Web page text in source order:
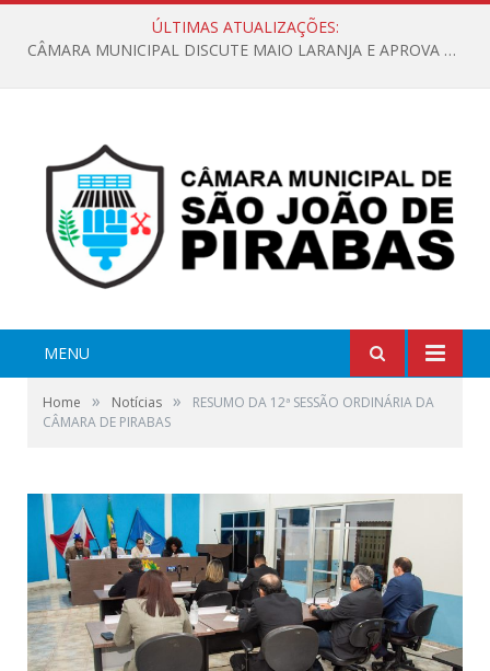
ÚLTIMAS ATUALIZAÇÕES:
CÂMARA MUNICIPAL DISCUTE MAIO LARANJA E APROVA REQUERIMENTO SOBRE SINALIZAÇÃO URBANA
MENU
Home » Notícias »
RESUMO DA 12ª SESSÃO ORDINÁRIA DA
CÂMARA DE PIRABAS